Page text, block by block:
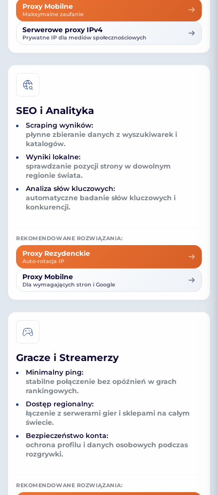
Proxy Mobilne
Maksymalne zaufanie
Serwerowe proxy IPv4
Prywatne IP dla mediów społecznościowych
SEO i Analityka
Scraping wyników:
płynne zbieranie danych z wyszukiwarek i
katalogów.
Wyniki lokalne:
sprawdzanie pozycji strony w dowolnym
regionie świata.
Analiza słów kluczowych:
automatyczne badanie słów kluczowych i
konkurencji.
REKOMENDOWANE ROZWIĄZANIA:
Proxy Rezydenckie
Auto-rotacja IP
Proxy Mobilne
Dla wymagających stron i Google
Gracze i Streamerzy
Minimalny ping:
stabilne połączenie bez opóźnień w grach
rankingowych.
Dostęp regionalny:
łączenie z serwerami gier i sklepami na całym
świecie.
Bezpieczeństwo konta:
ochrona profilu i danych osobowych podczas
rozgrywki.
REKOMENDOWANE ROZWIĄZANIA: